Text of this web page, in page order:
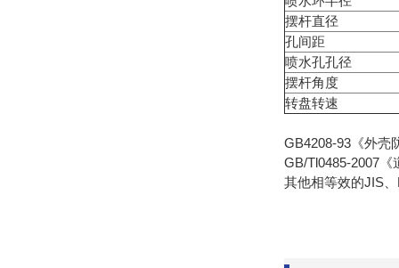
摆杆直径
孔间距
喷水孔孔径
摆杆角度
转盘转速
GB4208-93《外壳
GB/Tl0485-2007
其他相等效的JIS